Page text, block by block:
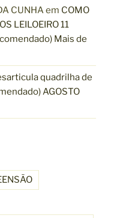
CUNHAem COMO
LEILOEIRO 11
Mais de
quadrilha de
AGOSTO